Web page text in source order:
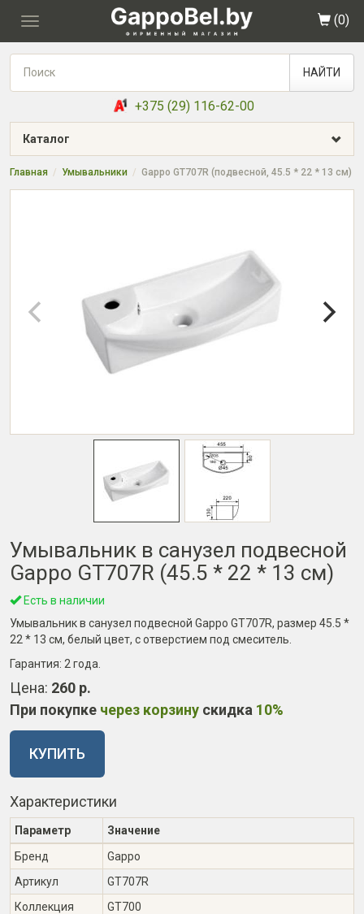
Toggle
(0)
НАЙТИ
+375 (29) 116-62-00
Каталог
Главная Умывальники Gappo GT707R (подвесной, 45.5 * 22 * 13 см)
Умывальник в санузел подвесной
Gappo GT707R (45.5 * 22 * 13 см)
Есть в наличии
Умывальник в санузел подвесной Gappo GT707R, размер 45.5 *
22 * 13 см, белый цвет, с отверстием под смеситель.
Гарантия: 2 года
Цена: 260 р.
При покупке через корзину скидка 10%
КУПИТЬ
Характеристики
Параметр
Значение
Бренд
Gappo
Артикул
GT707R
Коллекция
GT700